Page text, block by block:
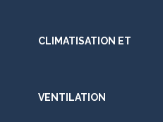
CLIMATISATION ET
VENTILATION